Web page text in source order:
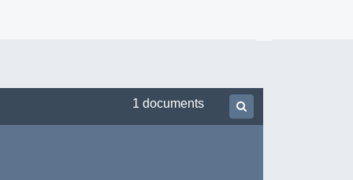
1 documents